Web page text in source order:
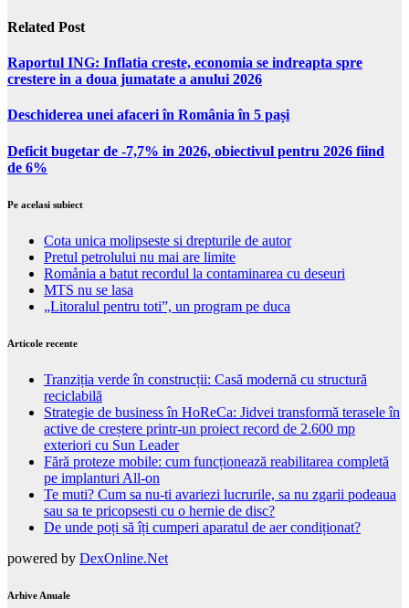
Related Post
Raportul ING: Inflatia creste, economia se indreapta spre
crestere in a doua jumatate a anului 2026
Deschiderea unei afaceri în România în 5 pași
Deficit bugetar de -7,7% in 2026, obiectivul pentru 2026 fiind
de 6%
Pe acelasi subiect
Cota unica molipseste si drepturile de autor
Pretul petrolului nu mai are limite
Romånia a batut recordul la contaminarea cu deseuri
MTS nu se lasa
„Litoralul pentru toti”, un program pe duca
Articole recente
Tranziția verde în construcții: Casă modernă cu structură
reciclabilă
Strategie de business în HoReCa: Jidvei transformă terasele în
active de creștere printr-un proiect record de 2.600 mp
exteriori cu Sun Leader
Fără proteze mobile: cum funcționează reabilitarea completă
pe implanturi All-on
Te muti? Cum sa nu-ti avariezi lucrurile, sa nu zgarii podeaua
sau sa te pricopsesti cu o hernie de disc?
De unde poți să îți cumperi aparatul de aer condiționat?
powered by DexOnline.Net
Arhive Anuale